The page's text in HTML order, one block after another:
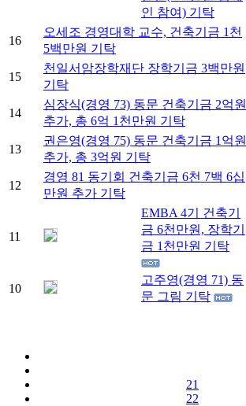
인 참여) 기탁
16
오세조 경영대학 교수, 건축기금 1천
5백만원 기탁
15
천일서암장학재단 장학기금 3백만원
기탁
14
심장식(경영 73) 동문 건축기금 2억원
추가, 총 6억 1천만원 기탁
13
권은영(경영 75) 동문 건축기금 1억원
추가, 총 3억원 기탁
12
경영 81 동기회 건축기금 6천 7백 6십
만원 추가 기탁
11
EMBA 4기 건축기
금 6천만원, 장학기
금 1천만원 기탁
10
고주영(경영 71) 동
문 그림 기탁
21
22